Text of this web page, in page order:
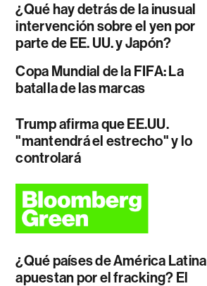
¿Qué hay detrás de la inusual
intervención sobre el yen por
parte de EE. UU. y Japón?
Copa Mundial de la FIFA: La
batalla de las marcas
Trump afirma que EE.UU.
"mantendrá el estrecho" y lo
controlará
¿Qué países de América Latina
apuestan por el fracking? El